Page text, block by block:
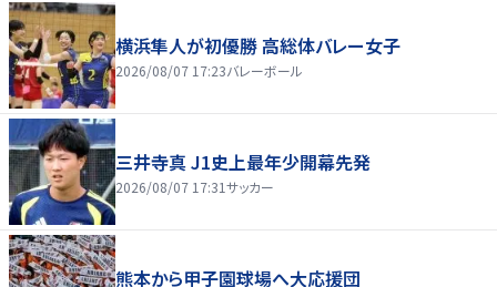
横浜隼人が初優勝 高総体バレー女子
2026/08/07 17:23バレーボール
三井寺真 J1史上最年少開幕先発
2026/08/07 17:31サッカー
熊本から甲子園球場へ大応援団